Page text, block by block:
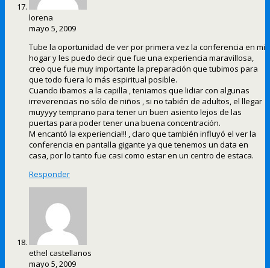
lorena
mayo 5, 2009
Tube la oportunidad de ver por primera vez la conferencia en mi
hogar y les puedo decir que fue una experiencia maravillosa,
creo que fue muy importante la preparación que tubimos para
que todo fuera lo más espiritual posible.
Cuando ibamos a la capilla , teniamos que lidiar con algunas
irreverencias no sólo de niños , si no tabién de adultos, el llegar
muyyyy temprano para tener un buen asiento lejos de las
puertas para poder tener una buena concentración.
M encantó la experiencia!!! , claro que también influyó el ver la
conferencia en pantalla gigante ya que tenemos un data en
casa, por lo tanto fue casi como estar en un centro de estaca.
Responder
ethel castellanos
mayo 5, 2009